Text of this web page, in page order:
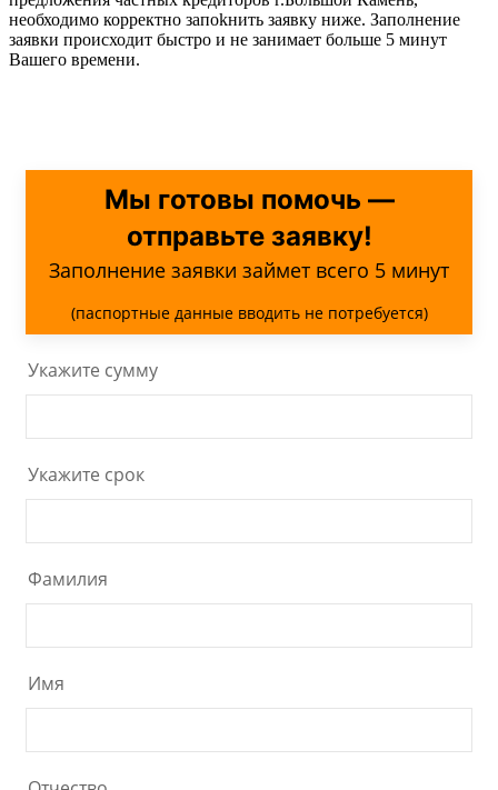
необходимо корректно запоkнить заявку ниже. Заполнение
заявки происходит быстро и не занимает больше 5 минут
Вашего времени.